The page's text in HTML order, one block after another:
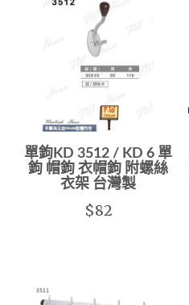
單鉤KD 3512 / KD 6 單
鉤 帽鉤 衣帽鉤 附螺絲
衣架 台灣製
$82